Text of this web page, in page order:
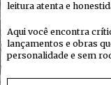
leitura atenta e
Aqui você encontra
lançamentos e obras
personalidade e sem